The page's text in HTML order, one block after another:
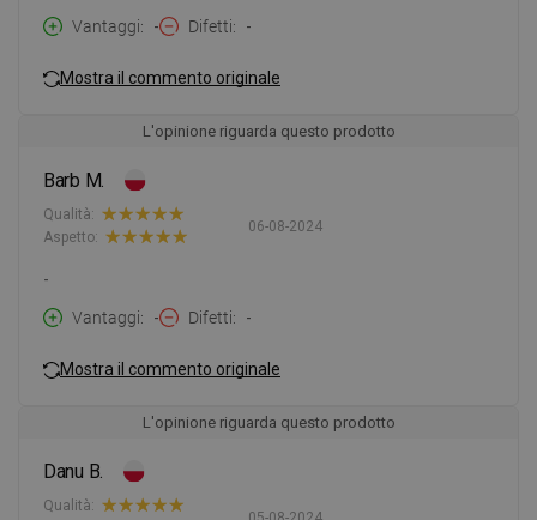
Vantaggi
- Difetti -
Mostra il commento originale
L'opinione riguarda questo prodotto
Barb M.
06-08-2024
Qualità:
Aspetto:
-
Vantaggi
- Difetti -
Mostra il commento originale
L'opinione riguarda questo prodotto
Danu B.
Qualità: